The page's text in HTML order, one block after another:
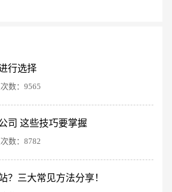
行选择
数：9565
司 这些技巧要掌握
数：8782
？三大常见方法分享！